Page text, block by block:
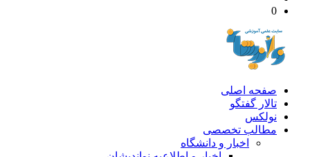
صفحه اصلی
تالار گفتگو
نولکس
مطالب تخصصی
اخبار و دانشگاه